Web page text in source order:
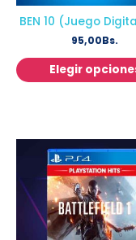
BEN 10 (Juego
95,00Bs.
Elegir